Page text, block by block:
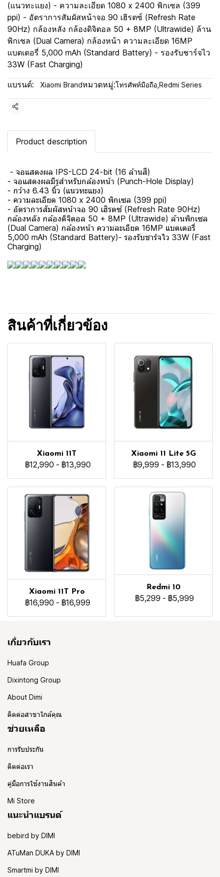
(แนวทะแยง) - ความละเอียด 1080 x 2400 พิกเซล (399
ppi) - อัตราการสัมผัสหน้าจอ 90 เฮิรตซ์ (Refresh Rate
90Hz) กล้องหลัง กล้องดิจิตอล 50 + 8MP (Ultrawide) ล้าน
พิกเซล (Dual Camera) กล้องหน้า ความละเอียด 16MP
แบตเตอรี่ 5,000 mAh (Standard Battery) - รองรับชาร์จไว
33W (Fast Charging)
แบรนด์: Xiaomi Brandหมวดหมู่:โทรศัพท์มือถือ Redmi Series
แชร์
Product description
- จอแสดงผล IPS-LCD 24-bit (16 ล้านสี)
- จอแสดงผลมีรูสำหรับกล้องหน้า (Punch-Hole Display)
- กว้าง 6.43 นิ้ว (แนวทะแยง)
- ความละเอียด 1080 x 2400 พิกเซล (399 ppi)
- อัตราการสัมผัสหน้าจอ 90 เฮิรตซ์ (Refresh Rate 90Hz)
กล้องหลัง กล้องดิจิตอล 50 + 8MP (Ultrawide) ล้านพิกเซล
(Dual Camera) กล้องหน้า ความละเอียด 16MP แบตเตอรี่
5,000 mAh (Standard Battery)- รองรับชาร์จไว 33W (Fast
Charging)
สินค้าที่เกี่ยวข้อง
Xiaomi 11T
฿12,990 - ฿13,990
Xiaomi 11 Lite 5G
฿9,999 - ฿13,990
Xiaomi 11T Pro
฿16,990 - ฿16,999
Redmi 10
฿5,299 - ฿5,999
เกี่ยวกับเรา
Huafa Group
Dixintong Group
About Dimi
ติดต่อสาขาใกล้คุณ
ช่วยเหลือ
การรับประกัน
ติดต่อเรา
คู่มือการใช้งานสินค้า
Mi Store
แนะนำแบรนด์
bebird by DIMI
ATuMan DUKA by DIMI
Smartmi by DIMI